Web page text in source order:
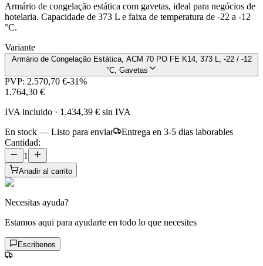
Armário de congelação estática com gavetas, ideal para negócios de
hotelaria. Capacidade de 373 L e faixa de temperatura de -22 a -12
°C.
Variante
Armário de Congelação Estática, ACM 70 PO FE K14, 373 L, -22 / -12
°C, Gavetas
PVP: 2.570,70 €-31%
1.764,30 €
IVA incluido · 1.434,39 € sin IVA
En stock — Listo para enviar
Entrega en 3-5 dias laborables
Cantidad:
1
Anadir al carrito
Necesitas ayuda?
Estamos aqui para ayudarte en todo lo que necesites
Escribenos